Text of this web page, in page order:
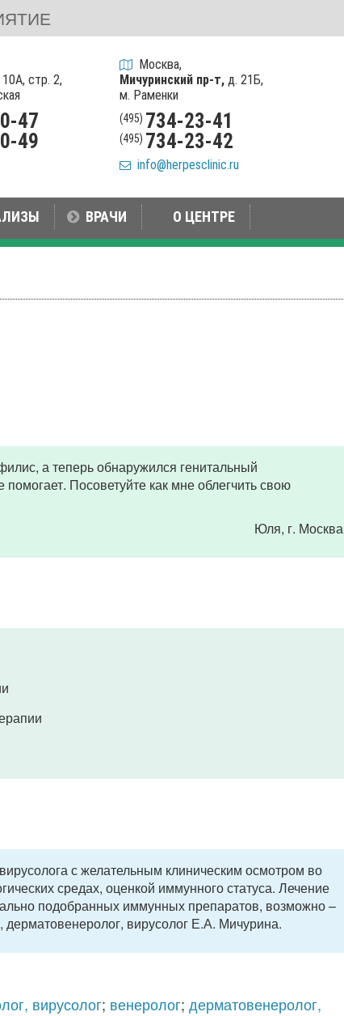
стр. 2,
47
49
Москва,
Мичуринский пр-т, д. 21Б,
м. Раменки
(495) 734-23-41
(495) 734-23-42
info@herpesclinic.ru
ВРАЧИ О ЦЕНТРЕ
а теперь обнаружился генитальный
Посоветуйте как мне облегчить свою
Юля, г. Москва
с желательным клиническим осмотром во
средах, оценкой иммунного статуса. Лечение
подобранных иммунных препаратов, возможно –
вирусолог Е.А. Мичурина.
вирусолог; венеролог; дерматовенеролог,